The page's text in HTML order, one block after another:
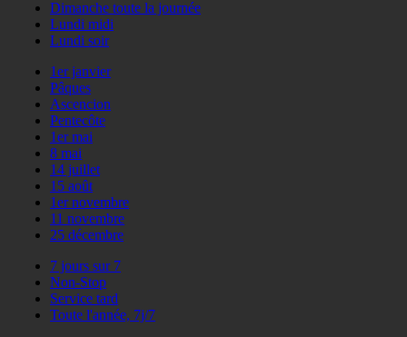
Dimanche toute la journée
Lundi midi
Lundi soir
1er janvier
Pâques
Ascencion
Pentecôte
1er mai
8 mai
14 juillet
15 août
1er novembre
11 novembre
25 décembre
7 jours sur 7
Non-Stop
Service tard
Toute l'année, 7j/7